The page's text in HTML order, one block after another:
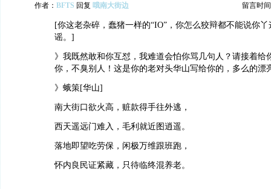
作者： BFTS 回复 哦南大街边 留言时
[你这老杂碎，蠢猪一样的“IO”，你怎么狡辩都不能说你
谣。]
》我既然敢和你互怼，我难道会怕你骂几句人？请接着给
你，不臭别人！这是你的老对头华山写给你的，多么的漂
》蛾策[华山]
南大街口欲火高，赃款得手往外逃，
西天遥远门难入，毛利就近图逍遥。
落地即望吃劳保，闲极万维跟班跑，
怀内良民证紧藏，只待临终混养老。